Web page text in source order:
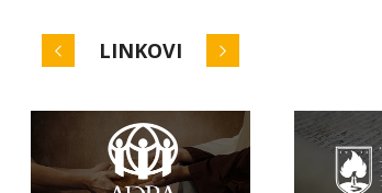
LINKOVI